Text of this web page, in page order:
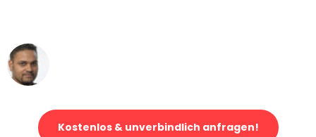
Kostenlos & unverbindlich anfragen!